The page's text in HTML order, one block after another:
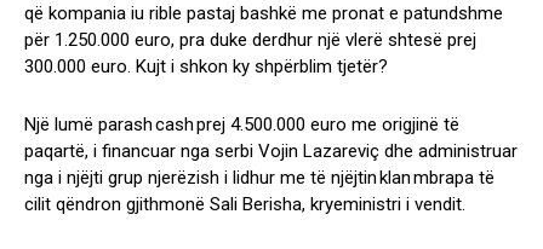
që kompania iu rible pastaj bashkë me pronat e patundshme
për 1.250.000 euro, pra duke derdhur një vlerë shtesë prej
300.000 euro. Kujt i shkon ky shpërblim tjetër?
Një lumë parash cash prej 4.500.000 euro me origjinë të
paqartë, i financuar nga serbi Vojin Lazareviç dhe administruar
nga i njëjti grup njerëzish i lidhur me të njëjtin klan mbrapa të
cilit qëndron gjithmonë Sali Berisha, kryeministri i vendit.